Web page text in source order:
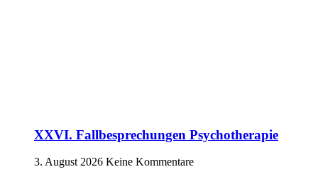
XXVI. Fallbesprechungen Psychotherapie
3. August 2026 Keine Kommentare